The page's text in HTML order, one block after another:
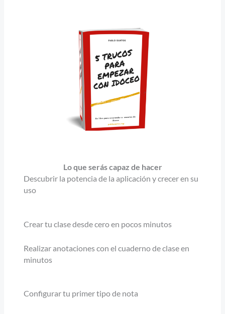
Lo que serás capaz de hacer
Descubrir la potencia de la aplicación y crecer en su
uso
Crear tu clase desde cero en pocos minutos
Realizar anotaciones con el cuaderno de clase en
minutos
Configurar tu primer tipo de nota